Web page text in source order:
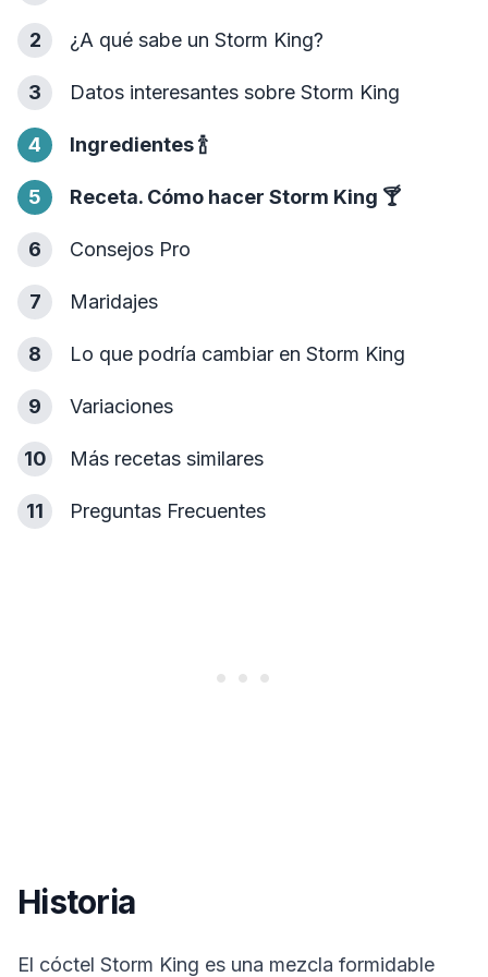
2 ¿A qué sabe un Storm King?
3 Datos interesantes sobre Storm King
4 Ingredientes🍾
5 Receta. Cómo hacer Storm King 🍸
6 Consejos Pro
7 Maridajes
8 Lo que podría cambiar en Storm King
9 Variaciones
10 Más recetas similares
11 Preguntas Frecuentes
Historia
El cóctel Storm King es una mezcla formidable